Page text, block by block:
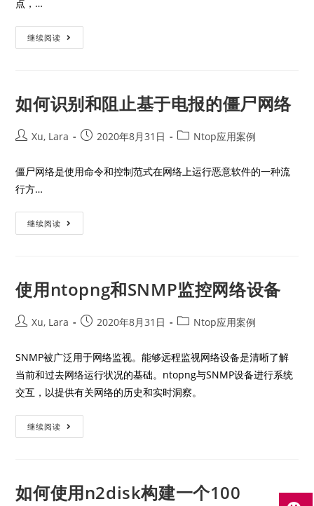
点，…
继续阅读
如何识别和阻止基于电报的僵尸网络
Xu, Lara 2020年8月31日 Ntop应用案例
僵尸网络是使用命令和控制范式在网络上运行恶意软件的一种流
行方…
继续阅读
使用ntopng和SNMP监控网络设备
Xu, Lara 2020年8月31日 Ntop应用案例
SNMP被广泛用于网络监视。能够远程监视网络设备是清晰了解
当前和过去网络运行状况的基础。ntopng与SNMP设备进行系统
交互，以提供有关网络的历史和实时洞察。
继续阅读
如何使用n2disk构建一个100